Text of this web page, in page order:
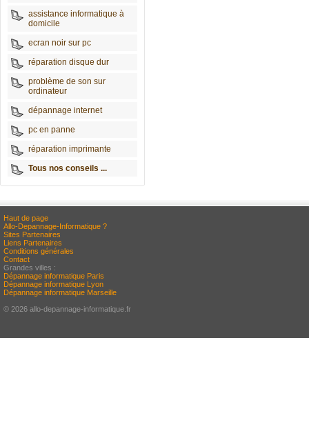
assistance informatique à
domicile
ecran noir sur pc
réparation disque dur
problème de son sur
ordinateur
dépannage internet
pc en panne
réparation imprimante
Tous nos conseils ...
Haut de page
Allo-Depannage-Informatique ?
Sites Partenaires
Liens Partenaires
Conditions générales
Contact
Grandes villes :
Dépannage informatique Paris
Dépannage informatique Lyon
Dépannage informatique Marseille
© 2026 allo-depannage-informatique.fr